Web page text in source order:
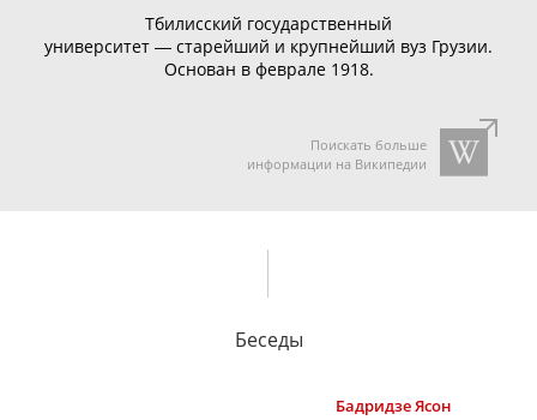
Тбилисский государственный
университет ― старейший и крупнейший вуз Грузии.
Основан в феврале 1918.
Поискать больше
информации на Википедии
Беседы
БадридзеЯсон